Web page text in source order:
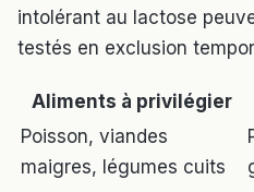
intolérant au lactose
testés en exclusion
Aliments à privilégier
Poisson, viandes
maigres, légumes cuits